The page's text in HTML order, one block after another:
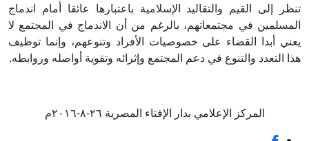
تنظر إلى القيم والتقاليد الإسلامية باعتبارها عائقا أمام اندماج
المسلمين في مجتمعاتهم، بالرغم من أن الاندماج في المجتمع لا
يعني أبدا القضاء على خصوصيات الأفراد وتنوعهم، وإنما توظيف
هذا التعدد والتنوع في دعم المجتمع وإثرائه وتقوية أواصله وروابطه.
المركز الإعلامي بدار الإفتاء المصرية ٢٦-٨-٢٠١٦م